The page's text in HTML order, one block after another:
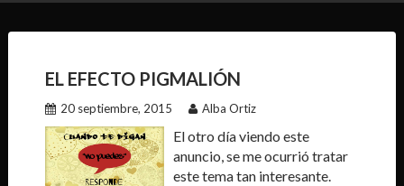
EL EFECTO PIGMALIÓN
20 septiembre, 2015 Alba Ortiz
El otro día viendo este
anuncio, se me ocurrió tratar
este tema tan interesante.